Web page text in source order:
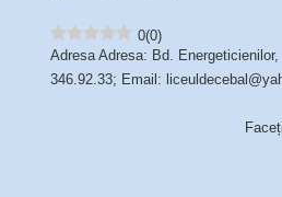
0(0)
Adresa Adresa: Bd.
346.92.33; Email: